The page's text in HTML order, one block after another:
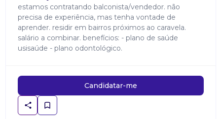
estamos contratando balconista/vendedor. não
precisa de experiência, mas tenha vontade de
aprender. residir em bairros próximos ao caravela.
salário a combinar. benefícios: - plano de saúde
usisaúde - plano odontológico.
Candidatar-me